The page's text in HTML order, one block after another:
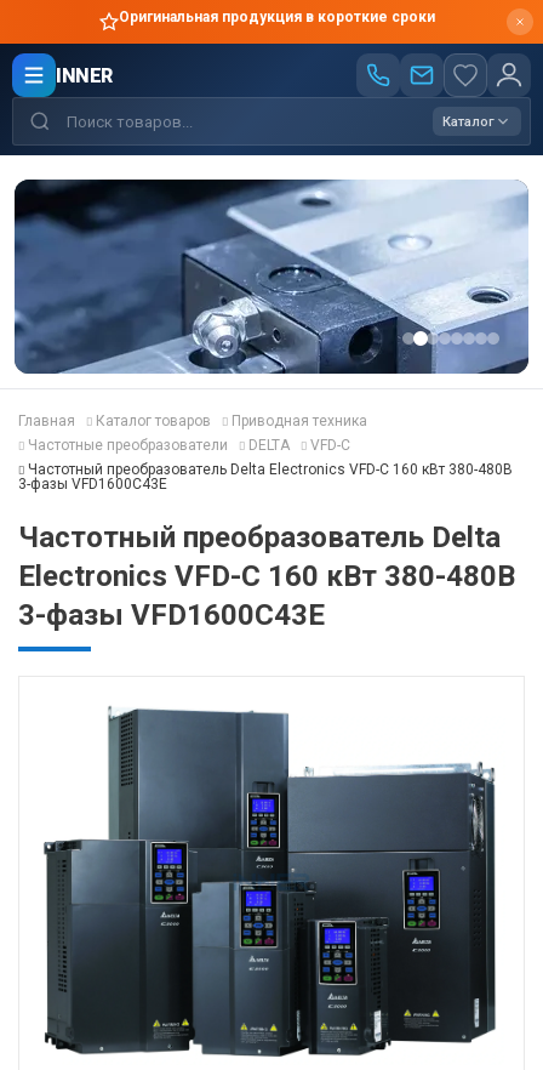
Оригинальная продукция в короткие сроки
INNER
Каталог
Главная Каталог товаров
Приводная техника
Частотные преобразователи
DELTA
VFD-C
Частотный преобразователь Delta Electronics VFD-C 160 кВт 380-480В
3-фазы VFD1600C43E
Частотный преобразователь Delta
Electronics VFD-C 160 кВт 380-480В
3-фазы VFD1600C43E